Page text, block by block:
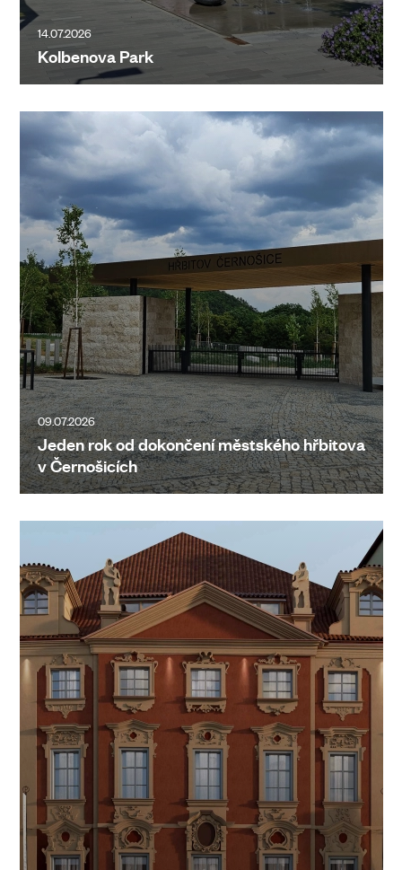
14.07.2026
Kolbenova Park
09.07.2026
Jeden rok od dokončení městského hřbitova
v Černošicích